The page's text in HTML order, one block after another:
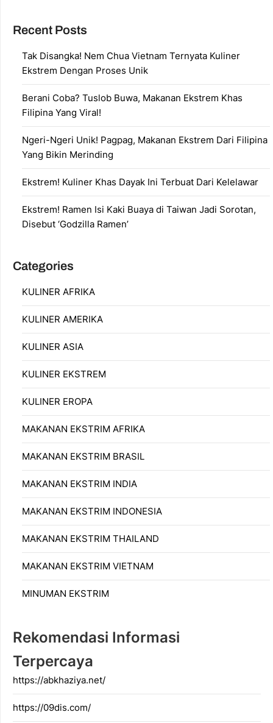
Recent Posts
Tak Disangka! Nem Chua Vietnam Ternyata Kuliner
Ekstrem Dengan Proses Unik
Berani Coba? Tuslob Buwa, Makanan Ekstrem Khas
Filipina Yang Viral!
Ngeri-Ngeri Unik! Pagpag, Makanan Ekstrem Dari Filipina
Yang Bikin Merinding
Ekstrem! Kuliner Khas Dayak Ini Terbuat Dari Kelelawar
Ekstrem! Ramen Isi Kaki Buaya di Taiwan Jadi Sorotan,
Disebut ‘Godzilla Ramen’
Categories
KULINER AFRIKA
KULINER AMERIKA
KULINER ASIA
KULINER EKSTREM
KULINER EROPA
MAKANAN EKSTRIM AFRIKA
MAKANAN EKSTRIM BRASIL
MAKANAN EKSTRIM INDIA
MAKANAN EKSTRIM INDONESIA
MAKANAN EKSTRIM THAILAND
MAKANAN EKSTRIM VIETNAM
MINUMAN EKSTRIM
Rekomendasi Informasi
Terpercaya
https://abkhaziya.net/
https://09dis.com/